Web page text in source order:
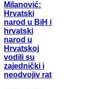
Milanović:
Hrvatski
narod u BiH i
hrvatski
narod u
Hrvatskoj
vodili su
zajednički i
neodvojiv rat